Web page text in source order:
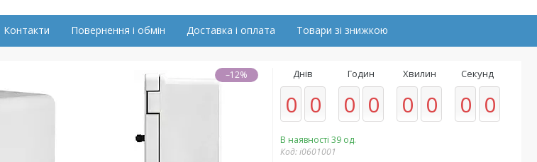
Контакти Повернення і обмін Доставка і оплата Товари зі знижкою
–12% Днів
0 0
Годин
0 0
Хвилин
0 0
Секунд
0 0
В наявності 39 од.
Код:i0601001